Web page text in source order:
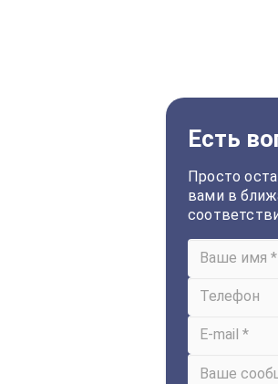
Есть
Просто
вами в